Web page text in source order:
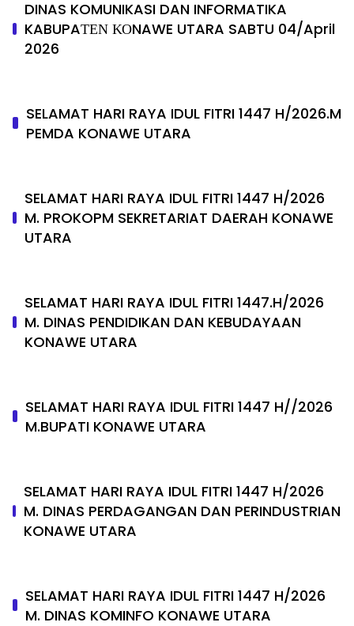
DINAS KOMUNIKASI DAN INFORMATIKA
KABUPAΤΕΝ ΚΟNAWE UTARA SABTU 04/April
2026
SELAMAT HARI RAYA IDUL FITRI 1447 H/2026.M
PEMDA KONAWE UTARA
SELAMAT HARI RAYA IDUL FITRI 1447 H/2026
M. PROKOPM SEKRETARIAT DAERAH KONAWE
UTARA
SELAMAT HARI RAYA IDUL FITRI 1447.H/2026
M. DINAS PENDIDIKAN DAN KEBUDAYAAN
KONAWE UTARA
SELAMAT HARI RAYA IDUL FITRI 1447 H//2026
M.BUPATI KONAWE UTARA
SELAMAT HARI RAYA IDUL FITRI 1447 H/2026
M. DINAS PERDAGANGAN DAN PERINDUSTRIAN
KONAWE UTARA
SELAMAT HARI RAYA IDUL FITRI 1447 H/2026
M. DINAS KOMINFO KONAWE UTARA